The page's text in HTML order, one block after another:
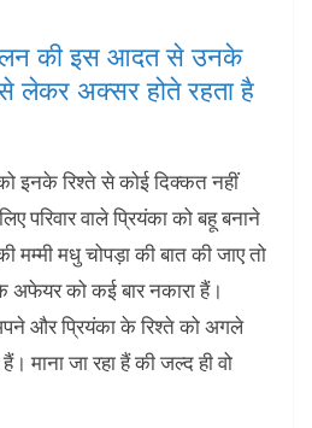
की इस आदत से उनके
लेकर अक्सर होते रहता है
को इनके रिश्ते से कोई दिक्कत नहीं
परिवार वाले प्रियंका को बहू बनाने
मम्मी मधु चोपड़ा की बात की जाए तो
अफेयर को कई बार नकारा हैं।
और प्रियंका के रिश्ते को अगले
माना जा रहा हैं की जल्द ही वो